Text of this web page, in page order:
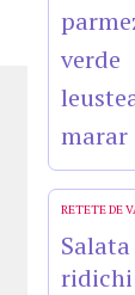
verde
marar
RETETE DE
ridichi